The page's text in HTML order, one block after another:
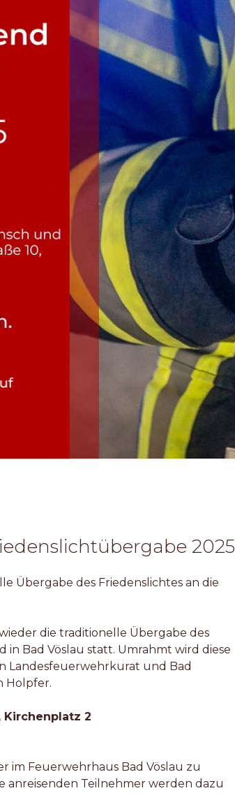
2025
Übergabe des Friedenslichtes an die
die traditionelle Übergabe des
in Bad Vöslau statt. Umrahmt wird diese
Landesfeuerwehrkurat und Bad
Holpfer.
2
im Feuerwehrhaus Bad Vöslau zu
anreisenden Teilnehmer werden dazu